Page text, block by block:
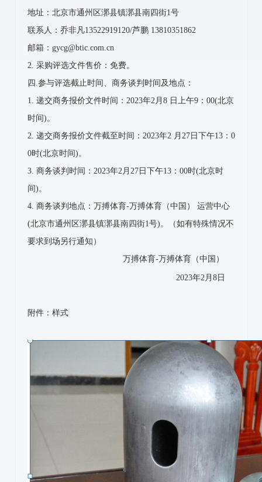
地址：北京市通州区漷县镇漷县南四街1号
联系人：乔非凡13522919120/芦鹏 13810351862
邮箱：gycg@btic.com.cn
2. 采购评选文件售价：免费。
四.参与评选截止时间、商务谈判时间及地点：
1. 递交商务报价文件时间：2023年2月8 日上午9：00(北京
时间)。
2. 递交商务报价文件截至时间：2023年2 月27日下午13：0
0时(北京时间)。
3. 商务谈判时间：2023年2月27日下午13：00时(北京时
间)。
4. 商务谈判地点：万搏体育-万搏体育（中国） 运营中心
(北京市通州区漷县镇漷县南四街1号)。（如有特殊情况不
要求到场另行通知）
万搏体育-万搏体育（中国）
2023年2月8日
附件：样式